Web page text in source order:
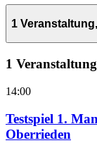
1 Veranstaltung,
1
14:00
Testspiel 1.
Oberrieden